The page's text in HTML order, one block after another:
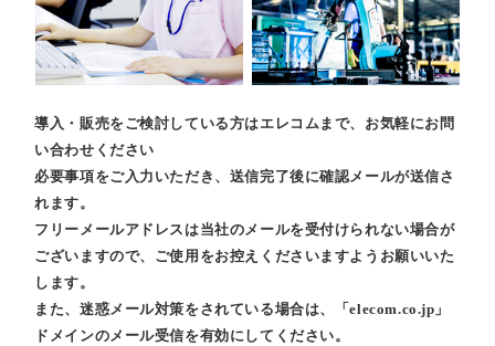
導入・販売をご検討している方はエレコムまで、お気軽にお問
い合わせください
必要事項をご入力いただき、送信完了後に確認メールが送信さ
れます。
フリーメールアドレスは当社のメールを受付けられない場合が
ございますので、ご使用をお控えくださいますようお願いいた
します。
また、迷惑メール対策をされている場合は、「elecom.co.jp」
ドメインのメール受信を有効にしてください。